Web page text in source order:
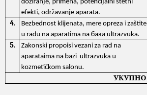
doziranje, primena, potencijalni štetni
efekti, održavanje aparata.
4.
Bezbednost klijenata, mere opreza i zaštite
u radu na aparatima na бази ultrazvuka.
5.
Zakonski propoisi vezani za rad na
aparataima na bazi ultrazvuka u
kozmetičkom salonu.
УКУПНО